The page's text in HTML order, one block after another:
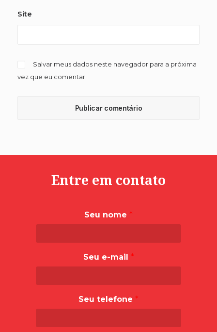
Site
Salvar meus dados neste navegador para a próxima
vez que eu comentar.
Entre em contato
Seu nome *
Seu e-mail *
Seu telefone *